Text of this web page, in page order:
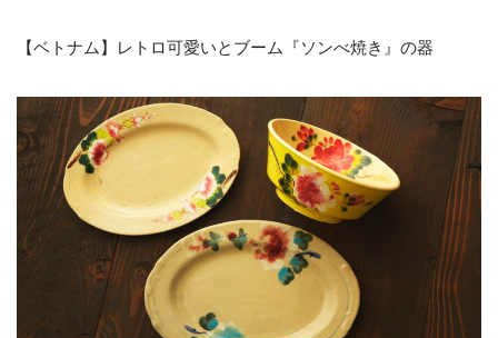
【ベトナム】レトロ可愛いとブーム『ソンべ焼き』の器